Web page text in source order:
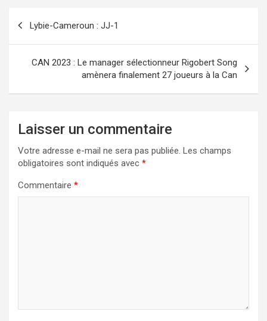
Lybie-Cameroun : JJ-1
CAN 2023 : Le manager sélectionneur Rigobert Song
amènera finalement 27 joueurs à la Can
Laisser un commentaire
Votre adresse e-mail ne sera pas publiée. Les champs
obligatoires sont indiqués avec *
Commentaire *